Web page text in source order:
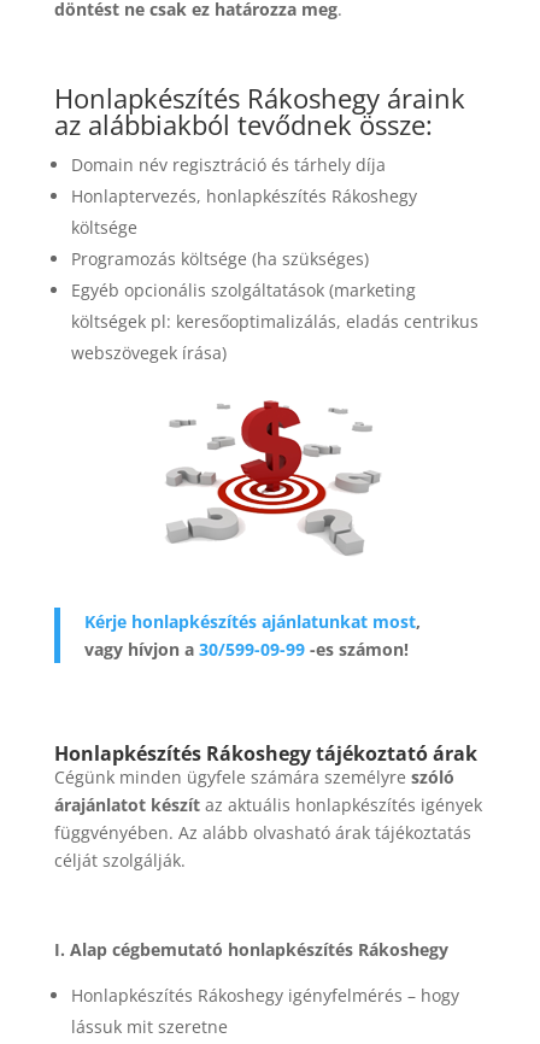
döntést ne csak ez határozza meg.
Honlapkészítés Rákoshegy áraink
az alábbiakból tevődnek össze:
Domain név regisztráció és tárhely díja
Honlaptervezés, honlapkészítés Rákoshegy
költsége
Programozás költsége (ha szükséges)
Egyéb opcionális szolgáltatások (marketing
költségek pl: keresőoptimalizálás, eladás centrikus
webszövegek írása)
Kérje honlapkészítés ajánlatunkat most,
vagy hívjon a 30/599-09-99-es számon!
Honlapkészítés Rákoshegy tájékoztató árak
Cégünk minden ügyfele számára személyre szóló
árajánlatot készítaz aktuális honlapkészítés igények
függvényében. Az alább olvasható árak tájékoztatás
célját szolgálják.
I. Alap cégbemutató honlapkészítés Rákoshegy
Honlapkészítés Rákoshegy igényfelmérés – hogy
lássuk mit szeretne